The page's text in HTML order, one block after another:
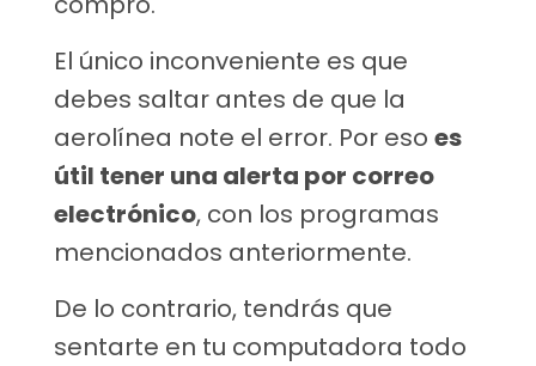
El único inconveniente es que
debes saltar antes de que la
aerolínea note el error. Por eso es
útil tener una alerta por correo
electrónico, con los programas
mencionados anteriormente.
De lo contrario, tendrás que
sentarte en tu computadora todo